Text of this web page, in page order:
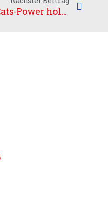
Cats-Power holt einen Punkt gegen UHC Elster